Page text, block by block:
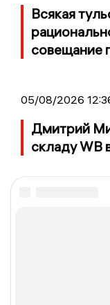
Всякая
совещание
05/08/2026
Дмитрий
складу WB